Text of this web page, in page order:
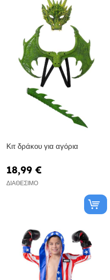
Κιτ δράκου για αγόρια
18,99 €
ΔΙΑΘΈΣΙΜΟ